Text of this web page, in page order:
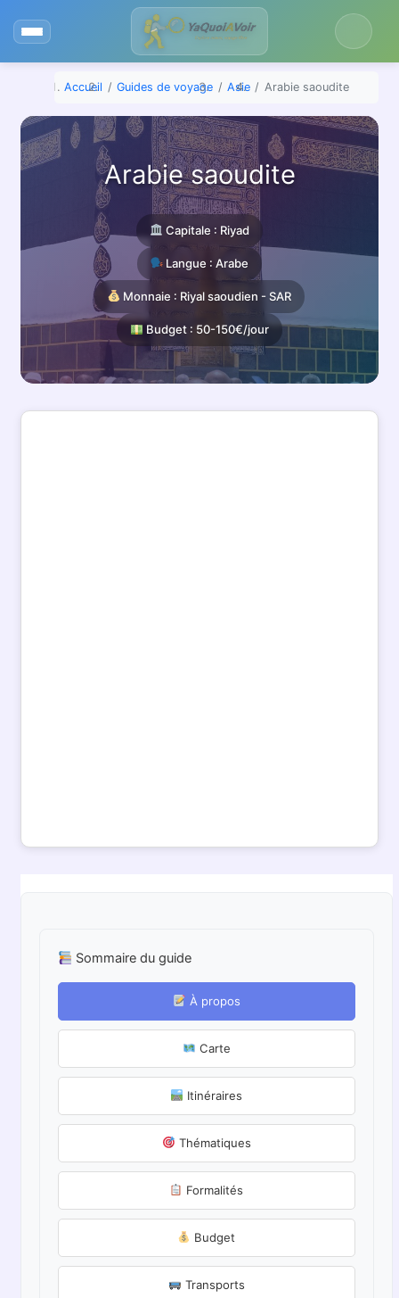
Accueil Guides de voyage Asie Arabie saoudite
Arabie saoudite
Capitale : Riyad
Langue : Arabe
Monnaie : Riyal saoudien - SAR
Budget : 50-150€/jour
Sommaire du guide
À propos
Carte
Itinéraires
Thématiques
Formalités
Budget
Transports